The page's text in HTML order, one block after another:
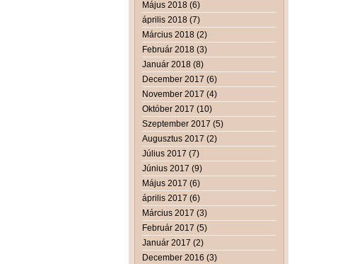
Május 2018 (6)
április 2018 (7)
Március 2018 (2)
Február 2018 (3)
Január 2018 (8)
December 2017 (6)
November 2017 (4)
Október 2017 (10)
Szeptember 2017 (5)
Augusztus 2017 (2)
Július 2017 (7)
Június 2017 (9)
Május 2017 (6)
április 2017 (6)
Március 2017 (3)
Február 2017 (5)
Január 2017 (2)
December 2016 (3)